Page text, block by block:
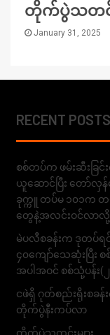
တိုက်ပွဲသတင်း
January 31, 2025
RECENT POSTS
စစ်တပ်က ဖမ်းဆီးခြ
ယူဆောင်ပြီး တော်လှ
ခုက္ကူ တပ်မ ၁၀၁က
တွေနဲ့အလင်းဝင်လာလို့ သိ
မဲပလီစခန်းက ဒုတပ်ရင်
၄၀ကျော်သေဆုံးပြီး
အပါအဝင် စစ်သုံ့ပန်း(၂
ငဖဲရှိ ဂုတ်စည်းရိုးစခ
တိုက်ပွဲနီးကပ်လာ